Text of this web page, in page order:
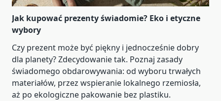
Jak kupować prezenty świadomie? Eko i etyczne
wybory
Czy prezent może być piękny i jednocześnie dobry
dla planety? Zdecydowanie tak. Poznaj zasady
świadomego obdarowywania: od wyboru trwałych
materiałów, przez wspieranie lokalnego rzemiosła,
aż po ekologiczne pakowanie bez plastiku.